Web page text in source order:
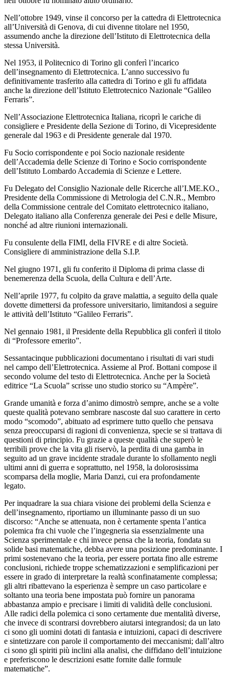
Nell’ottobre 1949, vinse il concorso per la cattedra di Elettrotecnica
all’Università di Genova, di cui divenne titolare nel 1950,
assumendo anche la direzione dell’Istituto di Elettrotecnica della
stessa Università.
Nel 1953, il Politecnico di Torino gli conferì l’incarico
dell’insegnamento di Elettrotecnica. L’anno successivo fu
definitivamente trasferito alla cattedra di Torino e gli fu affidata
anche la direzione dell’Istituto Elettrotecnico Nazionale “Galileo
Ferraris”.
Nell’Associazione Elettrotecnica Italiana, ricoprì le cariche di
consigliere e Presidente della Sezione di Torino, di Vicepresidente
generale dal 1963 e di Presidente generale dal 1970.
Fu Socio corrispondente e poi Socio nazionale residente
dell’Accademia delle Scienze di Torino e Socio corrispondente
dell’Istituto Lombardo Accademia di Scienze e Lettere.
Fu Delegato del Consiglio Nazionale delle Ricerche all’I.ME.KO.,
Presidente della Commissione di Metrologia del C.N.R., Membro
della Commissione centrale del Comitato elettrotecnico italiano,
Delegato italiano alla Conferenza generale dei Pesi e delle Misure,
nonché ad altre riunioni internazionali.
Fu consulente della FIMI, della FIVRE e di altre Società.
Consigliere di amministrazione della S.I.P.
Nel giugno 1971, gli fu conferito il Diploma di prima classe di
benemerenza della Scuola, della Cultura e dell’Arte.
Nell’aprile 1977, fu colpito da grave malattia, a seguito della quale
dovette dimettersi da professore universitario, limitandosi a seguire
le attività dell’Istituto “Galileo Ferraris”.
Nel gennaio 1981, il Presidente della Repubblica gli conferì il titolo
di “Professore emerito”.
Sessantacinque pubblicazioni documentano i risultati di vari studi
nel campo dell’Elettrotecnica. Assieme al Prof. Bottani compose il
secondo volume del testo di Elettrotecnica. Anche per la Società
editrice “La Scuola” scrisse uno studio storico su “Ampère”.
Grande umanità e forza d’animo dimostrò sempre, anche se a volte
queste qualità potevano sembrare nascoste dal suo carattere in certo
modo “scomodo”, abituato ad esprimere tutto quello che pensava
senza preoccuparsi di ragioni di convenienza, specie se si trattava di
questioni di principio. Fu grazie a queste qualità che superò le
terribili prove che la vita gli riservò, la perdita di una gamba in
seguito ad un grave incidente stradale durante lo sfollamento negli
ultimi anni di guerra e soprattutto, nel 1958, la dolorosissima
scomparsa della moglie, Maria Danzi, cui era profondamente
legato.
Per inquadrare la sua chiara visione dei problemi della Scienza e
dell’insegnamento, riportiamo un illuminante passo di un suo
discorso: “Anche se attenuata, non è certamente spenta l’antica
polemica fra chi vuole che l’ingegneria sia essenzialmente una
Scienza sperimentale e chi invece pensa che la teoria, fondata su
solide basi matematiche, debba avere una posizione predominante. I
primi sostenevano che la teoria, per essere portata fino alle estreme
conclusioni, richiede troppe schematizzazioni e semplificazioni per
essere in grado di interpretare la realtà sconfinatamente complessa;
gli altri ribattevano la esperienza è sempre un caso particolare e
soltanto una teoria bene impostata può fornire un panorama
abbastanza ampio e precisare i limiti di validità delle conclusioni.
Alle radici della polemica ci sono certamente due mentalità diverse,
che invece di scontrarsi dovrebbero aiutarsi integrandosi; da un lato
ci sono gli uomini dotati di fantasia e intuizioni, capaci di descrivere
e sintetizzare con parole il comportamento dei meccanismi; dall’altro
ci sono gli spiriti più inclini alla analisi, che diffidano dell’intuizione
e preferiscono le descrizioni esatte fornite dalle formule
matematiche”.